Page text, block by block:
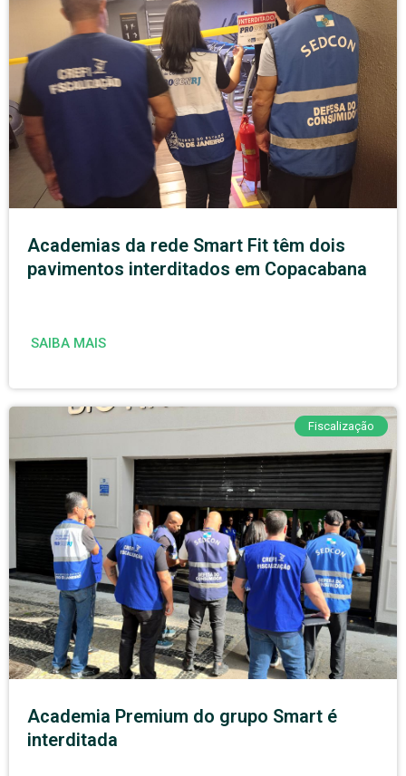
Academias da rede Smart Fit têm dois
pavimentos interditados em Copacabana
SAIBA MAIS
Fiscalização
Academia Premium do grupo Smart é
interditada